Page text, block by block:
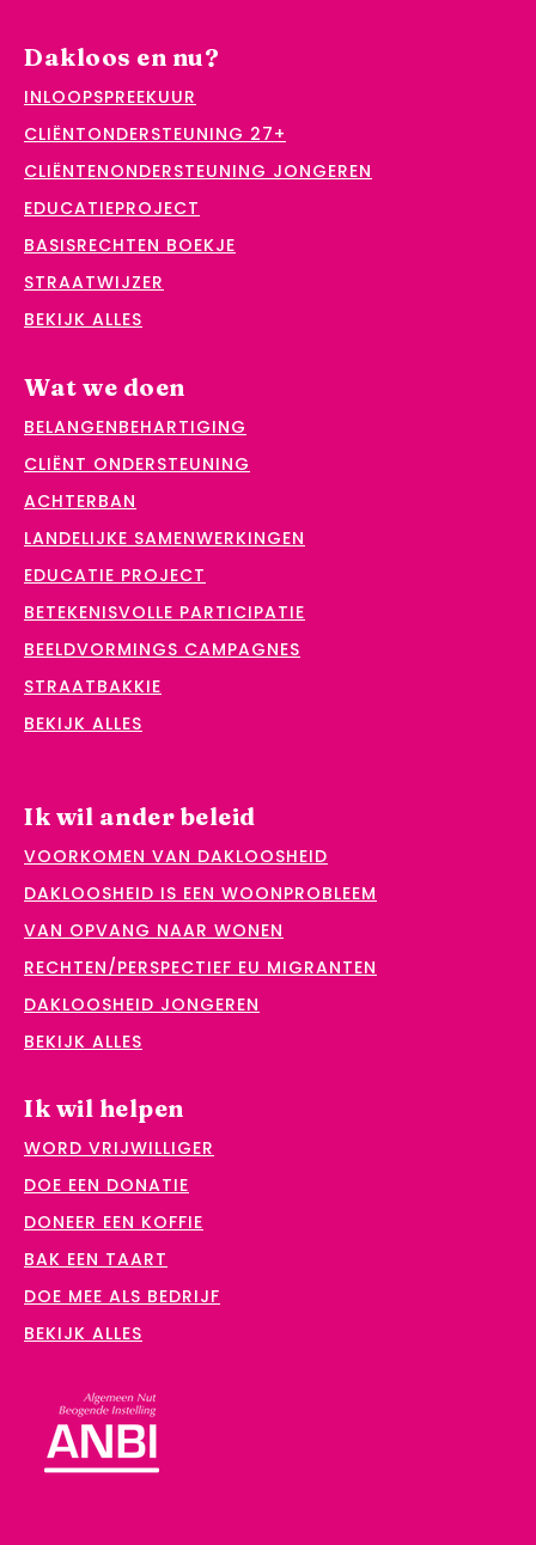
Dakloos en nu?
INLOOPSPREEKUUR
CLIËNTONDERSTEUNING 27+
CLIËNTENONDERSTEUNING JONGEREN
EDUCATIEPROJECT
BASISRECHTEN BOEKJE
STRAATWIJZER
BEKIJK ALLES
Wat we doen
BELANGENBEHARTIGING
CLIËNT ONDERSTEUNING
ACHTERBAN
LANDELIJKE SAMENWERKINGEN
EDUCATIE PROJECT
BETEKENISVOLLE PARTICIPATIE
BEELDVORMINGS CAMPAGNES
STRAATBAKKIE
BEKIJK ALLES
Ik wil ander beleid
VOORKOMEN VAN DAKLOOSHEID
DAKLOOSHEID IS EEN WOONPROBLEEM
VAN OPVANG NAAR WONEN
RECHTEN/PERSPECTIEF EU MIGRANTEN
DAKLOOSHEID JONGEREN
BEKIJK ALLES
Ik wil helpen
WORD VRIJWILLIGER
DOE EEN DONATIE
DONEER EEN KOFFIE
BAK EEN TAART
DOE MEE ALS BEDRIJF
BEKIJK ALLES